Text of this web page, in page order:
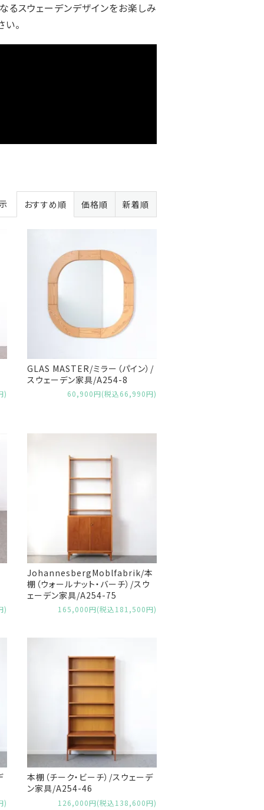
るスウェーデンデザインをお楽しみ
い。
おすすめ順 価格順 新着順
)
GLAS MASTER/ミラー（パイン）/
スウェーデン家具/A254-8
60,900円(税込66,990円)
)
JohannesbergMoblfabrik/本
棚（ウォールナット・バーチ）/スウ
ェーデン家具/A254-75
165,000円(税込181,500円)
)
本棚（チーク・ビーチ）/スウェーデ
ン家具/A254-46
126,000円(税込138,600円)